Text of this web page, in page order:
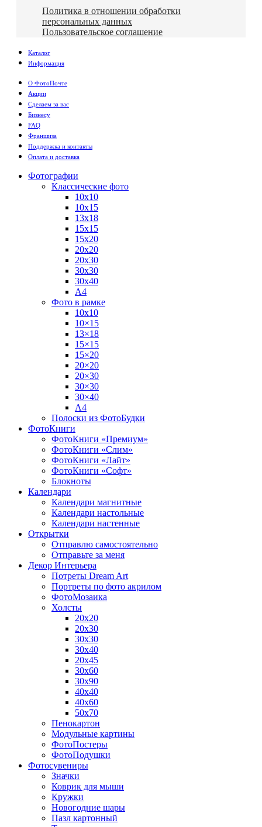
Политика в отношении обработки
персональных данных
Пользовательское соглашение
Каталог
Информация
О ФотоПочте
Акции
Сделаем за вас
Бизнесу
FAQ
Франшиза
Поддержка и контакты
Оплата и доставка
Фотографии
Классические фото
10х10
10х15
13х18
15х15
15х20
20х20
20х30
30х30
30х40
А4
Фото в рамке
10х10
10×15
13×18
15×15
15×20
20×20
20×30
30×30
30×40
A4
Полоски из ФотоБудки
ФотоКниги
ФотоКниги «Премиум»
ФотоКниги «Слим»
ФотоКниги «Лайт»
ФотоКниги «Софт»
Блокноты
Календари
Календари магнитные
Календари настольные
Календари настенные
Открытки
Отправлю самостоятельно
Отправьте за меня
Декор Интерьера
Потреты Dream Art
Портреты по фото акрилом
ФотоМозаика
Холсты
20х20
20х30
30х30
30х40
20х45
30х60
30х90
40х40
40х60
50х70
Пенокартон
Модульные картины
ФотоПостеры
ФотоПодушки
Фотоcувениры
Значки
Коврик для мыши
Кружки
Новогодние шары
Пазл картонный